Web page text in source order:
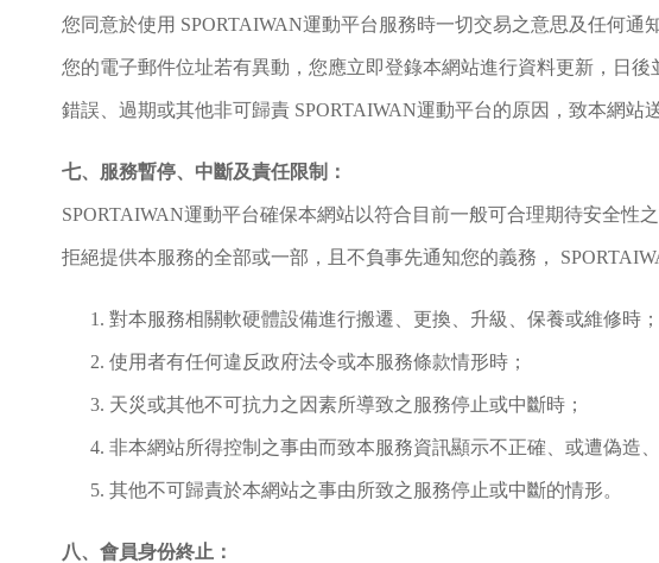
您同意於使用 SPORTAIWAN運動平台服務時一切交易之意思及任何
您的電子郵件位址若有異動，您應立即登錄本網站進行資料更新，日
錯誤、過期或其他非可歸責 SPORTAIWAN運動平台的原因，致本網站
七、服務暫停、中斷及責任限制：
SPORTAIWAN運動平台確保本網站以符合目前一般可合理期待安全性
拒絕提供本服務的全部或一部，且不負事先通知您的義務，
對本服務相關軟硬體設備進行搬遷、更換、升級、保養或維修時；
使用者有任何違反政府法令或本服務條款情形時；
天災或其他不可抗力之因素所導致之服務停止或中斷時；
非本網站所得控制之事由而致本服務資訊顯示不正確、或遭偽造
其他不可歸責於本網站之事由所致之服務停止或中斷的情形。
八、會員身份終止：